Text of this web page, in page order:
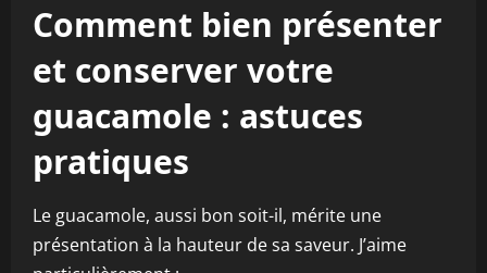
Comment bien présenter
et conserver votre
guacamole : astuces
pratiques
Le guacamole, aussi bon soit-il, mérite une
présentation à la hauteur de sa saveur. J’aime